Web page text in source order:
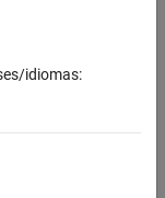
idiomas: